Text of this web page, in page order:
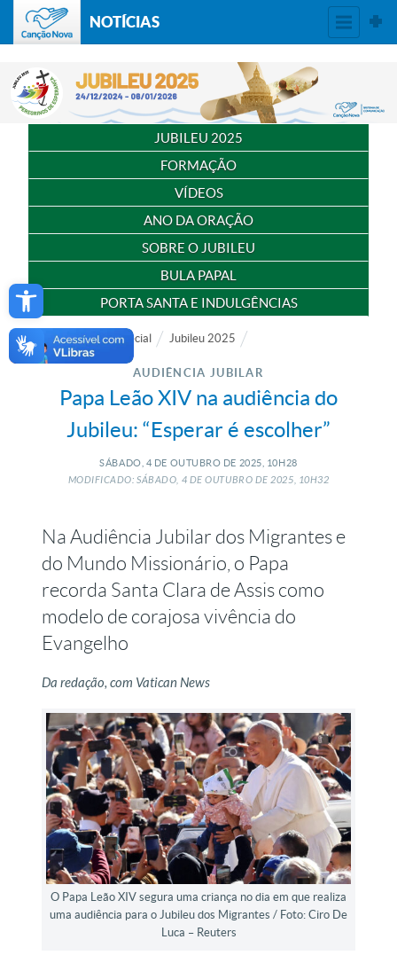
Open toolbar
NOTÍCIAS
JUBILEU 2025
FORMAÇÃO
VÍDEOS
ANO DA ORAÇÃO
SOBRE O JUBILEU
BULA PAPAL
PORTA SANTA E INDULGÊNCIAS
Notícias Especial Jubileu 2025
AUDIÊNCIA JUBILAR
Papa Leão XIV na audiência do
Jubileu: “Esperar é escolher”
SÁBADO, 4 DE OUTUBRO DE 2025, 10H28
MODIFICADO: SÁBADO, 4 DEOUTUBRO DE2025, 10H32
Na Audiência Jubilar dos Migrantes e
do Mundo Missionário, o Papa
recorda Santa Clara de Assis como
modelo de corajosa vivência do
Evangelho
Da redação, com Vatican News
O Papa Leão XIV segura uma criança no dia em que realiza
uma audiência para o Jubileu dos Migrantes / Foto: Ciro De
Luca – Reuters